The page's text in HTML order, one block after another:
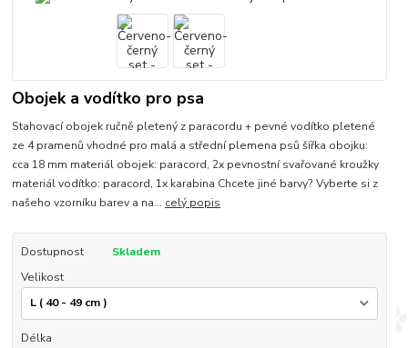
Obojek a vodítko pro psa
Stahovací obojek ručně pletený z paracordu + pevné vodítko pletené
ze 4 pramenů vhodné pro malá a střední plemena psů šířka obojku:
cca 18 mm materiál obojek: paracord, 2x pevnostní svařované kroužky
materiál vodítko: paracord, 1x karabina Chcete jiné barvy? Vyberte si z
našeho vzorníku barev a na... celý popis
Dostupnost
Skladem
Velikost
Délka